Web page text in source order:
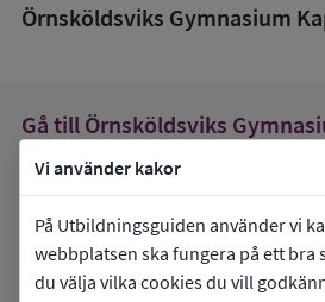
Vi använder kakor
På Utbildningsguiden använder vi
webbplatsen ska fungera på ett bra
du välja vilka cookies du vill
Örnsköldsviks Gymnasium
Gå till Örnsköldsviks
Mina favoriterfavorite
Omindividuella